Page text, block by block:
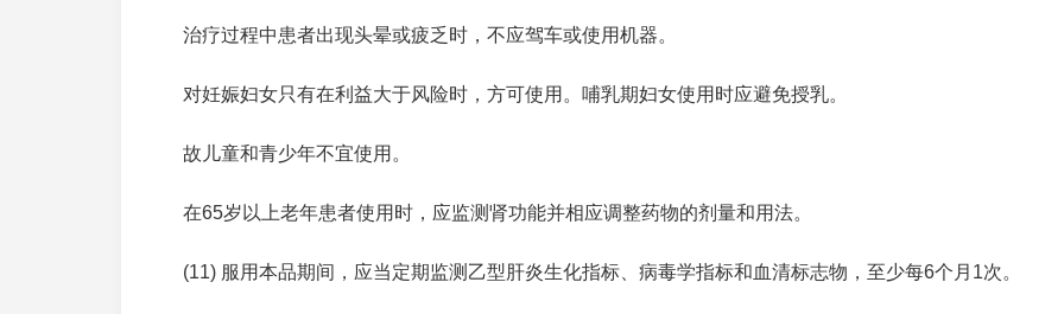
治疗过程中患者出现头晕或疲乏时，不应驾车或使用机器。
对妊娠妇女只有在利益大于风险时，方可使用。哺乳期妇女使用时应避免授乳。
故儿童和青少年不宜使用。
在65岁以上老年患者使用时，应监测肾功能并相应调整药物的剂量和用法。
(11) 服用本品期间，应当定期监测乙型肝炎生化指标、病毒学指标和血清标志物，至少每6个月1次。